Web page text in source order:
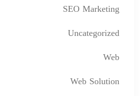
SEO Marketing
Uncategorized
Web
Web Solution